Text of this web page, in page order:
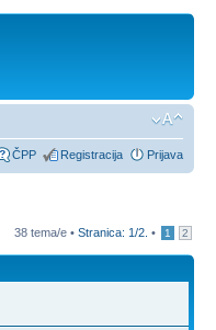
ČPP Registracija Prijava
38 tema/e • Stranica: 1/2 • 1 2